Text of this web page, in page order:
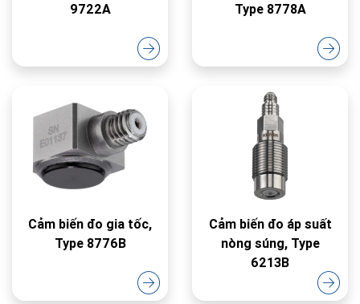
9722A
Type 8778A
Cảm biến đo gia tốc,
Type 8776B
Cảm biến đo áp suất
nòng súng, Type
6213B